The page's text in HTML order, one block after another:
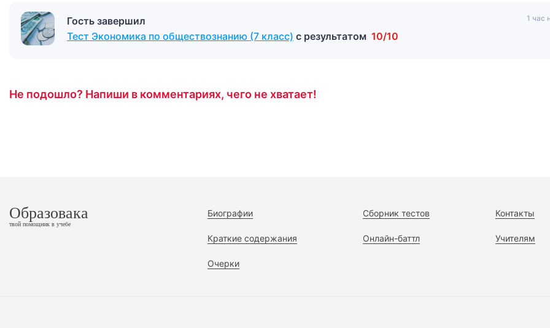
Гость завершил
Тест Экономика по обществознанию (7 класс) с результатом 10/10
1 час
Не подошло? Напиши в комментариях, чего не хватает!
Образовака
твой помощник в учебе
Биографии
Краткие содержания
Очерки
Сборник тестов
Онлайн-баттл
Контакты
Учителям